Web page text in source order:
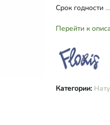
Срок годности
Перейти к
Категории: